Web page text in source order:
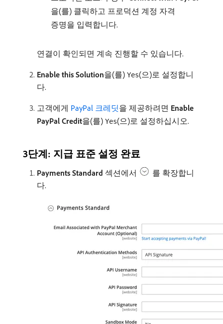
을(를) 클릭하고 프로덕션 계정 자격
증명을 입력합니다.
연결이 확인되면 계속 진행할 수 있습니다.
Enable this Solution​을(를) Yes(으)로 설정합니
다.
고객에게 PayPal 크레딧을 제공하려면 Enable
PayPal Credit​을(를) Yes(으)로 설정하십시오.
3단계: 지급 표준 설정 완료
Payments Standard 섹션에서
를 확장합니
다.